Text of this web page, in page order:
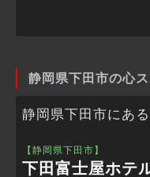
静岡県下田市の心
静岡県下田市にあ
【静岡県下田市】
下田富士屋ホテ